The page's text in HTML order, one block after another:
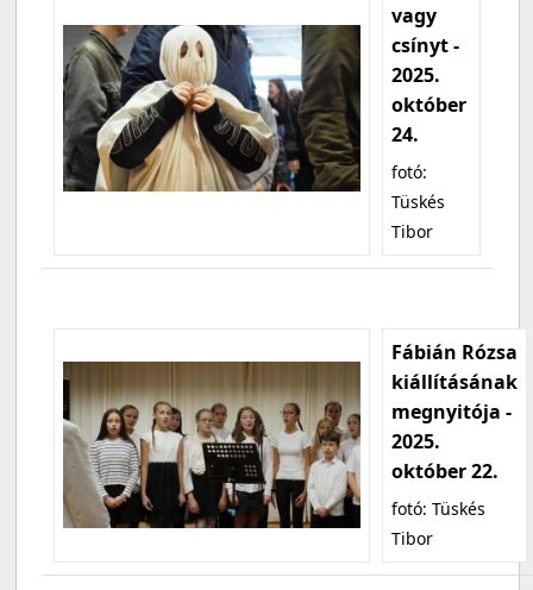
vagy
csínyt -
2025.
október
24.
fotó:
Tüskés
Tibor
Fábián Rózsa
kiállításának
megnyitója -
2025.
október 22.
fotó: Tüskés
Tibor